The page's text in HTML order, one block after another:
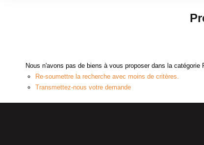
Nous n'avons pas de biens à vous proposer dans la
Re-soumettre la recherche avec moins de critères.
Transmettez-nous votre demande